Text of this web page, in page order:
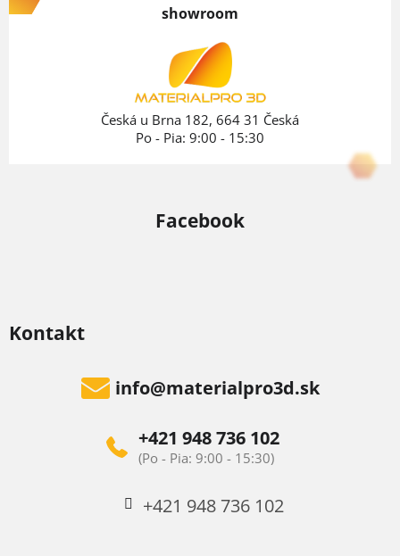
p
Kontakt
info@materialpro3d.sk
+421 948 736 102
+421 948 736 102
showroom
Česká u Brna 182, 664 31 Česká
Po - Pia: 9:00 - 15:30
Facebook